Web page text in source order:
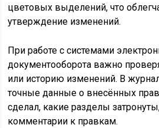
цветовых выделений, что
утверждение изменений.
При работе с системами
документооборота важно
или историю изменений. В
точные данные о внесённых
сделал, какие разделы
комментарии к правкам.